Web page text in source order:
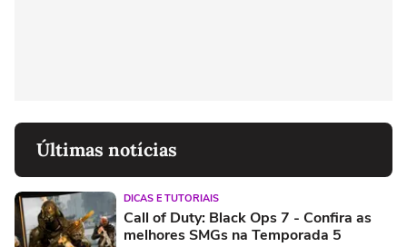
Últimas notícias
DICAS E TUTORIAIS
Call of Duty: Black Ops 7 - Confira as
melhores SMGs na Temporada 5